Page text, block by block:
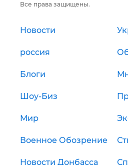
Все права защищены.
Новости
россия
Блоги
Шоу-Биз
Мир
Военное Обозрение
Новости Донбасса